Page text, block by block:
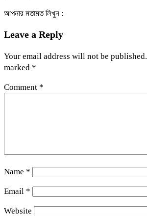
আপনার মতামত লিখুন :
Leave a Reply
Your email address will not be published.
marked *
Comment *
Name *
Email *
Website